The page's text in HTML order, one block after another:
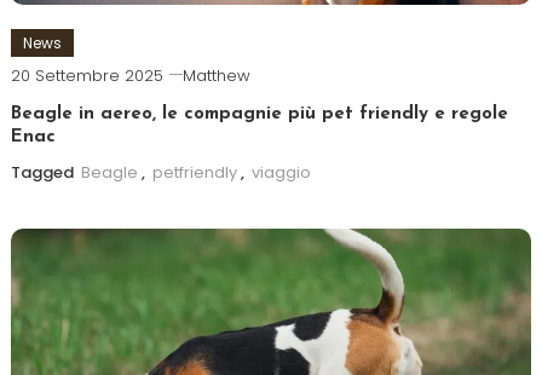
News
20 Settembre 2025 Matthew
Beagle in aereo, le compagnie più pet friendly e regole
Enac
Tagged Beagle , petfriendly, viaggio